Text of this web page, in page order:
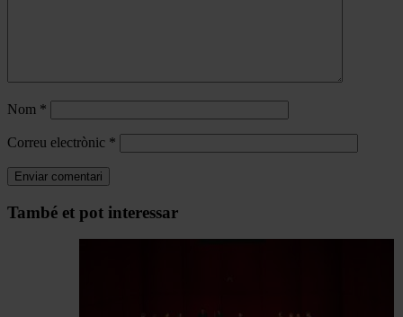
Nom *
Correu electrònic *
Navegar
També et pot interessar